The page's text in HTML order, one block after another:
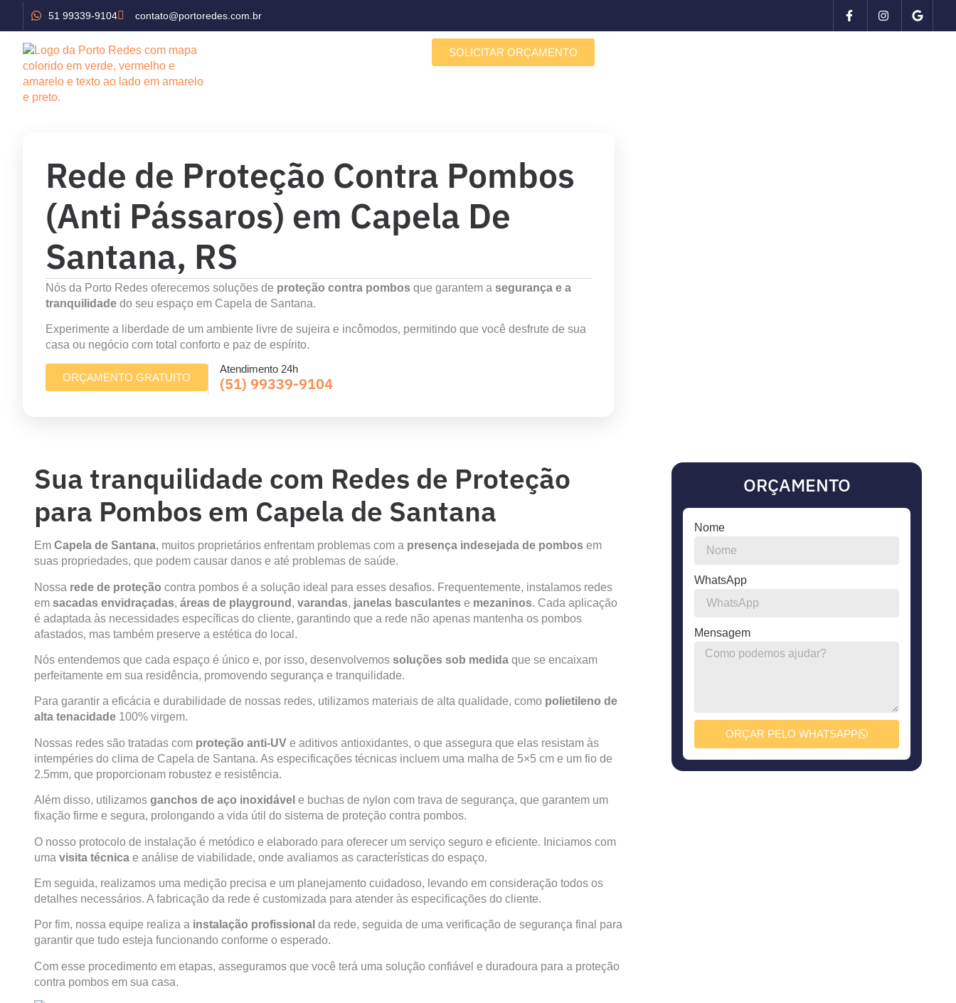
51 99339-9104 contato@portoredes.com.br
SOLICITAR ORÇAMENTO
Rede de Proteção Contra Pombos
(Anti Pássaros) em Capela De
Santana, RS
Nós da Porto Redes oferecemos soluções de proteção contra pombos que garantem a segurança e a
tranquilidade do seu espaço em Capela de Santana.
Experimente a liberdade de um ambiente livre de sujeira e incômodos, permitindo que você desfrute de sua
casa ou negócio com total conforto e paz de espírito.
ORÇAMENTO GRATUITO
Atendimento 24h
(51) 99339-9104
Sua tranquilidade com Redes de Proteção
para Pombos em Capela de Santana
Em Capela de Santana, muitos proprietários enfrentam problemas com a presença indesejada de pombos em
suas propriedades, que podem causar danos e até problemas de saúde.
Nossa rede de proteção contra pombos é a solução ideal para esses desafios. Frequentemente, instalamos redes
em sacadas envidraçadas, áreas de playground , varandas, janelas basculantes e mezaninos. Cada aplicação
é adaptada às necessidades específicas do cliente, garantindo que a rede não apenas mantenha os pombos
afastados, mas também preserve a estética do local.
Nós entendemos que cada espaço é único e, por isso, desenvolvemos soluções sob medida que se encaixam
perfeitamente em sua residência, promovendo segurança e tranquilidade.
Para garantir a eficácia e durabilidade de nossas redes, utilizamos materiais de alta qualidade, como polietileno de
alta tenacidade 100% virgem.
Nossas redes são tratadas com proteção anti-UV e aditivos antioxidantes, o que assegura que elas resistam às
intempéries do clima de Capela de Santana. As especificações técnicas incluem uma malha de 5×5 cm e um fio de
2.5mm, que proporcionam robustez e resistência.
Além disso, utilizamos ganchos de aço inoxidável e buchas de nylon com trava de segurança, que garantem um
fixação firme e segura, prolongando a vida útil do sistema de proteção contra pombos.
O nosso protocolo de instalação é metódico e elaborado para oferecer um serviço seguro e eficiente. Iniciamos com
uma visita técnica e análise de viabilidade, onde avaliamos as características do espaço.
Em seguida, realizamos uma medição precisa e um planejamento cuidadoso, levando em consideração todos os
detalhes necessários. A fabricação da rede é customizada para atender às especificações do cliente.
Por fim, nossa equipe realiza a instalação profissional da rede, seguida de uma verificação de segurança final para
garantir que tudo esteja funcionando conforme o esperado.
Com esse procedimento em etapas, asseguramos que você terá uma solução confiável e duradoura para a proteção
contra pombos em sua casa.
ORÇAMENTO
Nome
WhatsApp
Mensagem
ORÇAR PELO WHATSAPP